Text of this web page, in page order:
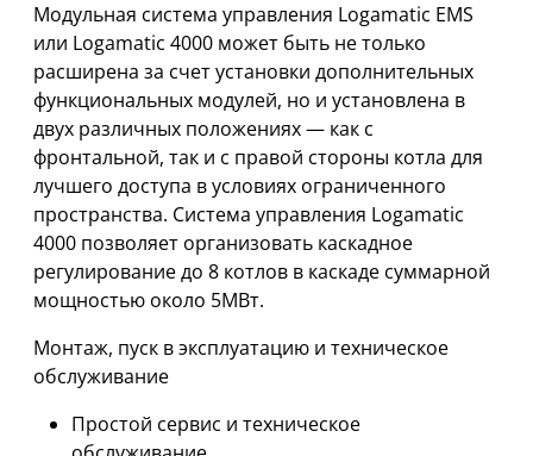
Модульная система управления Logamatic EMS
или Logamatic 4000 может быть не только
расширена за счет установки дополнительных
функциональных модулей, но и установлена в
двух различных положениях — как с
фронтальной, так и с правой стороны котла для
лучшего доступа в условиях ограниченного
пространства. Система управления Logamatic
4000 позволяет организовать каскадное
регулирование до 8 котлов в каскаде суммарной
мощностью около 5МВт.
Монтаж, пуск в эксплуатацию и техническое
обслуживание
Простой сервис и техническое